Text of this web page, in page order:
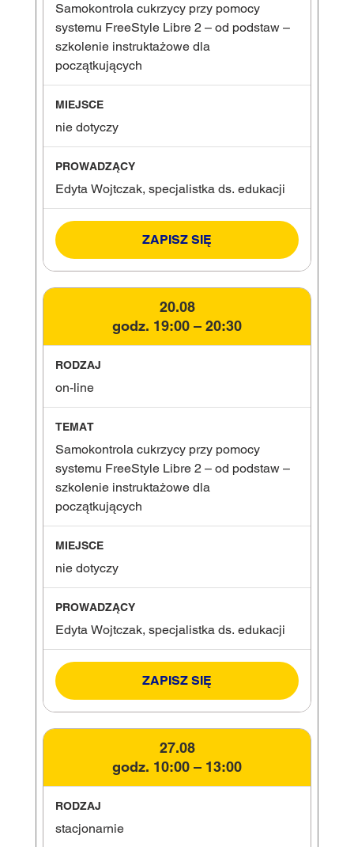
Samokontrola cukrzycy przy pomocy
systemu FreeStyle Libre 2 – od podstaw –
szkolenie instruktażowe dla
początkujących
nie dotyczy
Edyta Wojtczak, specjalistka ds. edukacji
ZAPISZ SIĘ
20.08
godz. 19:00 – 20:30
on-line
Samokontrola cukrzycy przy pomocy
systemu FreeStyle Libre 2 – od podstaw –
szkolenie instruktażowe dla
początkujących
nie dotyczy
Edyta Wojtczak, specjalistka ds. edukacji
ZAPISZ SIĘ
27.08
godz. 10:00 – 13:00
stacjonarnie